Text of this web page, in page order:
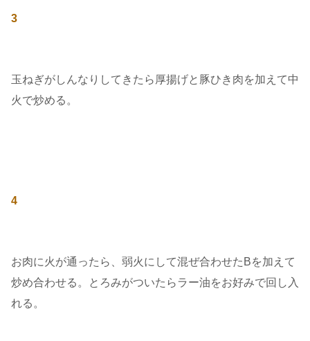
3
玉ねぎがしんなりしてきたら厚揚げと豚ひき肉を加えて中
火で炒める。
4
お肉に火が通ったら、弱火にして混ぜ合わせたBを加えて
炒め合わせる。とろみがついたらラー油をお好みで回し入
れる。